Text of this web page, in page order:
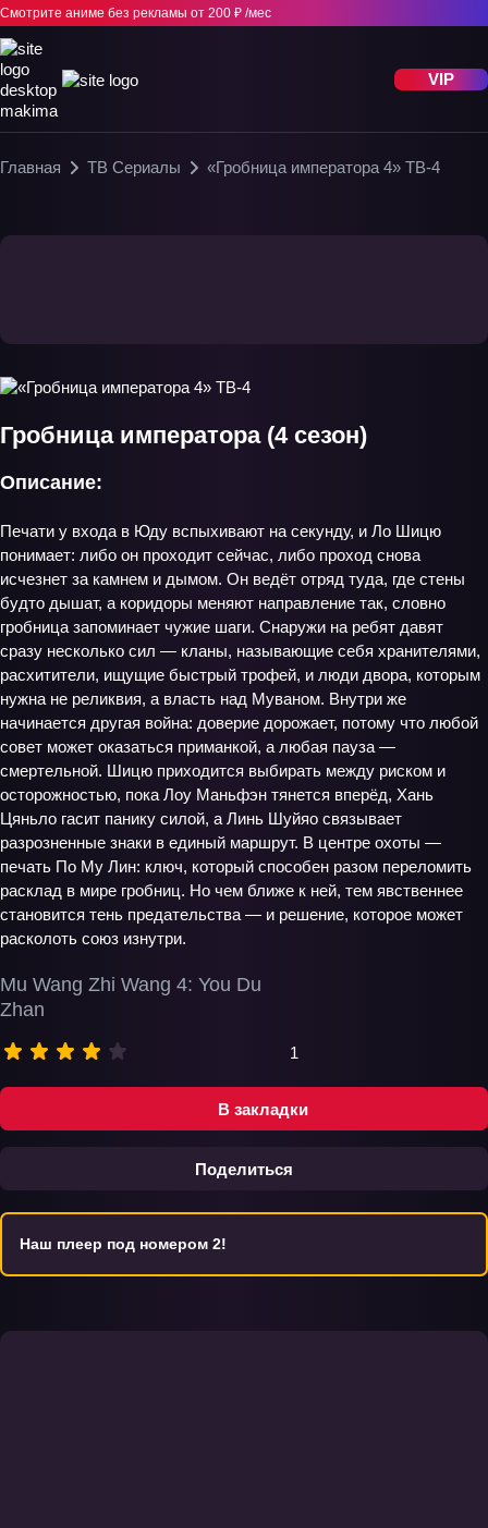
Смотрите аниме без рекламы от 200 ₽ /мес
VIP
Главная ТВ Сериалы «Гробница императора 4» ТВ-4
В закладки
Поделиться
Гробница императора (4 сезон)
Mu Wang Zhi Wang 4: You Du
Zhan
1
Описание:
Печати у входа в Юду вспыхивают на секунду, и Ло Шицю
понимает: либо он проходит сейчас, либо проход снова
исчезнет за камнем и дымом. Он ведёт отряд туда, где стены
будто дышат, а коридоры меняют направление так, словно
гробница запоминает чужие шаги. Снаружи на ребят давят
сразу несколько сил — кланы, называющие себя хранителями,
расхитители, ищущие быстрый трофей, и люди двора, которым
нужна не реликвия, а власть над Муваном. Внутри же
начинается другая война: доверие дорожает, потому что любой
совет может оказаться приманкой, а любая пауза —
смертельной. Шицю приходится выбирать между риском и
осторожностью, пока Лоу Маньфэн тянется вперёд, Хань
Цяньло гасит панику силой, а Линь Шуйяо связывает
разрозненные знаки в единый маршрут. В центре охоты —
печать По Му Лин: ключ, который способен разом переломить
расклад в мире гробниц. Но чем ближе к ней, тем явственнее
становится тень предательства — и решение, которое может
расколоть союз изнутри.
Наш плеер под номером 2!